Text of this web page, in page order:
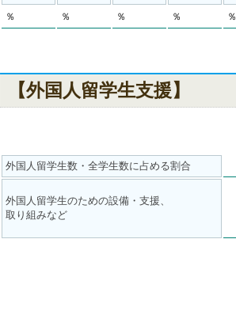
％ ％ ％ ％ ％
【外国人留学生支援】
外国人留学生数・全学生数に占める割合
外国人留学生のための設備・支援、
取り組みなど